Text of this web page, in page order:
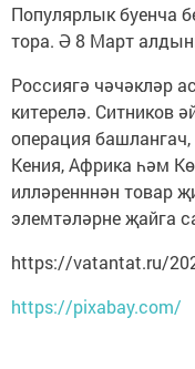
Популярлык буенча
тора. Ә 8 Март
Россиягә чәчәкләр
китерелә. Ситников
операция
Кения, Африка һәм
илләренннән товар
элемтәләрне җайга
https://vatantat.ru/
https://pixabay.com/